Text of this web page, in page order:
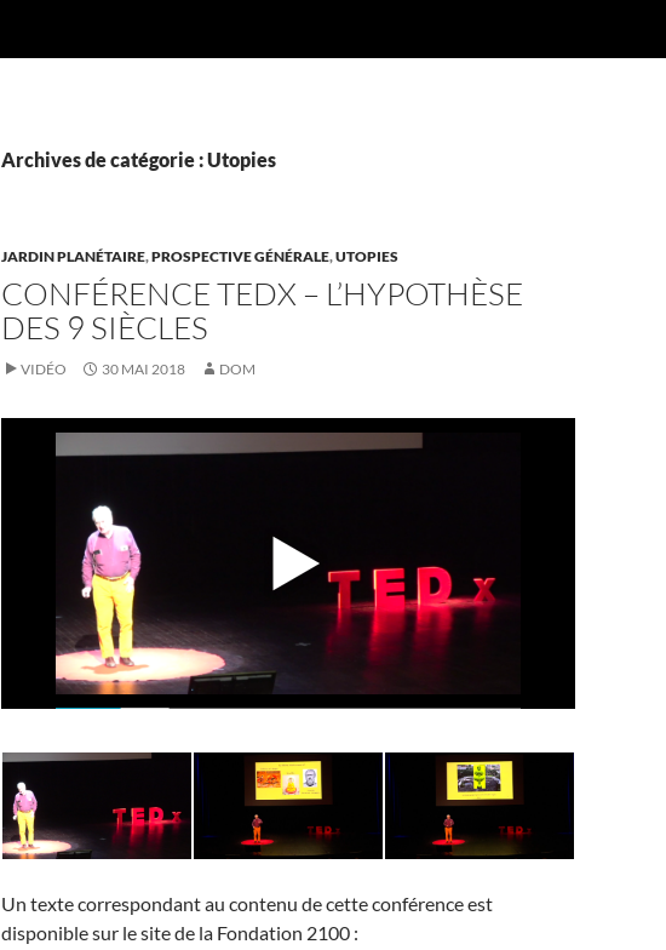
Archives de catégorie : Utopies
JARDIN PLANÉTAIRE,PROSPECTIVE GÉNÉRALE,UTOPIES
CONFÉRENCE TEDX – L’HYPOTHÈSE
DES 9 SIÈCLES
VIDÉO 30 MAI 2018 DOM
Un texte correspondant au contenu de cette conférence est
disponible sur le site de la Fondation 2100 :